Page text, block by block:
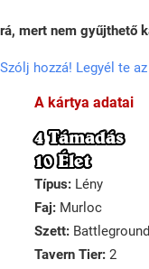
mert nem gyűjthető
Szólj hozzá! Legyél te
A kártya adatai
4 Támadás
10 Élet
Típus: Lény
Faj: Murloc
Szett:
Tavern Tier: 2